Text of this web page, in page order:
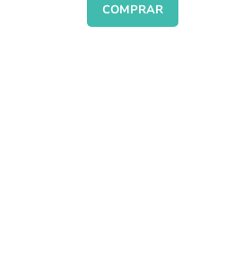
COMPRAR